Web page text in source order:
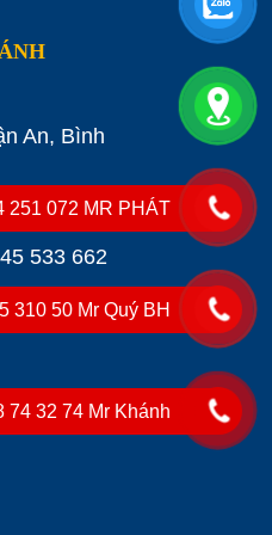
An, Bình
533 662
251 072 MR PHÁT
310 50 Mr Quý BH
74 32 74 Mr Khánh